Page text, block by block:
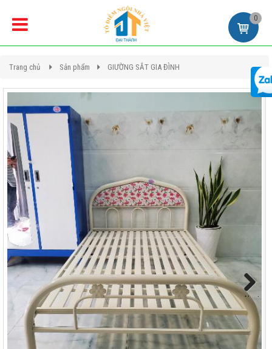
0
Trang chủ Sản phẩm GIƯỜNG SẮT GIA ĐÌNH
Next